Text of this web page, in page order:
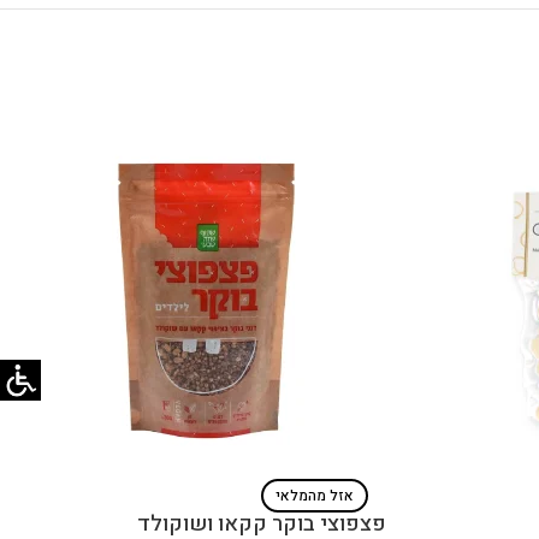
אזל מהמלאי
פצפוצי בוקר קקאו ושוקולד